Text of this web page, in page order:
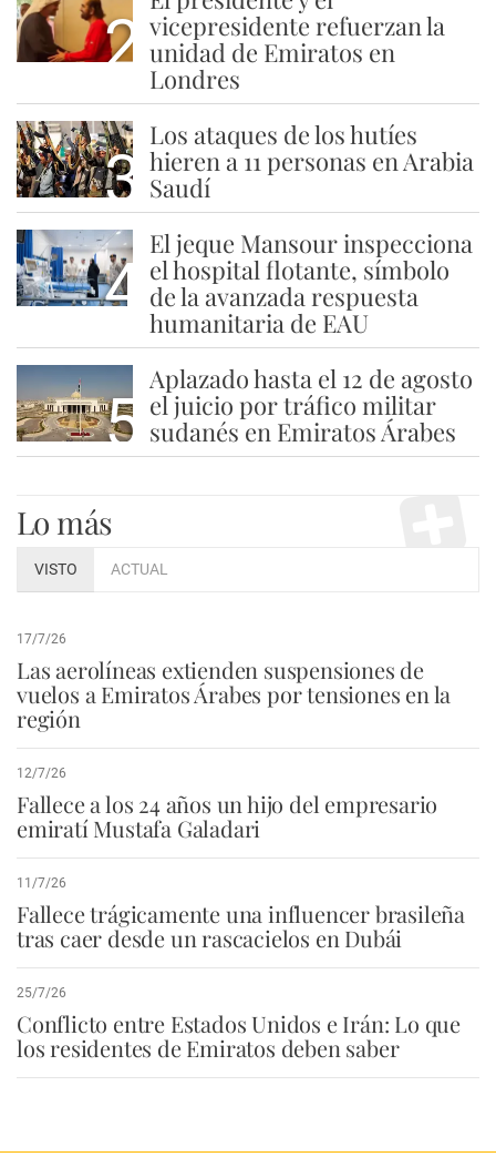
2 vicepresidente refuerzan la
unidad de Emiratos en
Londres
3
Los ataques de los hutíes
hieren a 11 personas en Arabia
Saudí
4
El jeque Mansour inspecciona
el hospital flotante, símbolo
de la avanzada respuesta
humanitaria de EAU
5
Aplazado hasta el 12 de agosto
el juicio por tráfico militar
sudanés en Emiratos Árabes
Lo más
VISTO ACTUAL
17/7/26
Las aerolíneas extienden suspensiones de
vuelos a Emiratos Árabes por tensiones en la
región
12/7/26
Fallece a los 24 años un hijo del empresario
emiratí Mustafa Galadari
11/7/26
Fallece trágicamente una influencer brasileña
tras caer desde un rascacielos en Dubái
25/7/26
Conflicto entre Estados Unidos e Irán: Lo que
los residentes de Emiratos deben saber